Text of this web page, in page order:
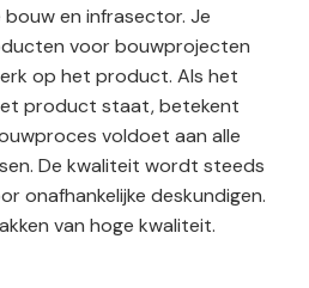
en infrasector. Je
voor bouwprojecten
op het product. Als het
product staat, betekent
voldoet aan alle
De kwaliteit wordt steeds
onafhankelijke deskundigen.
van hoge kwaliteit.